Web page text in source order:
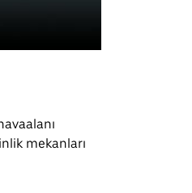
mekanları